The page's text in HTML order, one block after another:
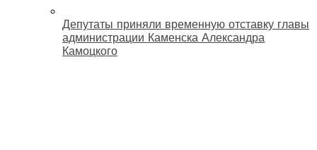
Депутаты приняли временную отставку главы
администрации Каменска Александра
Камоцкого